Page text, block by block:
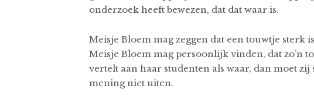
onderzoek heeft bewezen, dat dat waar is.
Meisje Bloem mag zeggen dat een touwtje
Meisje Bloem mag persoonlijk vinden, dat zo’n
vertelt aan haar studenten als waar, dan moet
mening niet uiten.